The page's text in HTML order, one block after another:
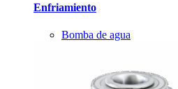
Enfriamiento
Bomba de agua